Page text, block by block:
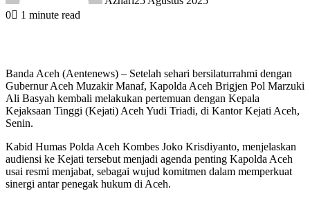
0
1 minute read
Banda Aceh (Aentenews) – Setelah sehari bersilaturrahmi dengan
Gubernur Aceh Muzakir Manaf, Kapolda Aceh Brigjen Pol Marzuki
Ali Basyah kembali melakukan pertemuan dengan Kepala
Kejaksaan Tinggi (Kejati) Aceh Yudi Triadi, di Kantor Kejati Aceh,
Senin.
Kabid Humas Polda Aceh Kombes Joko Krisdiyanto, menjelaskan
audiensi ke Kejati tersebut menjadi agenda penting Kapolda Aceh
usai resmi menjabat, sebagai wujud komitmen dalam memperkuat
sinergi antar penegak hukum di Aceh.